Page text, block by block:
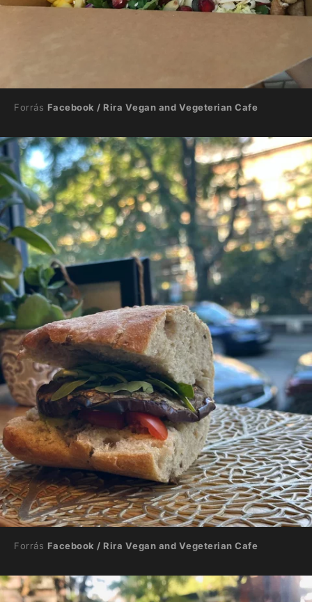
Forrás Facebook / Rira Vegan and Vegeterian Cafe
Forrás Facebook / Rira Vegan and Vegeterian Cafe